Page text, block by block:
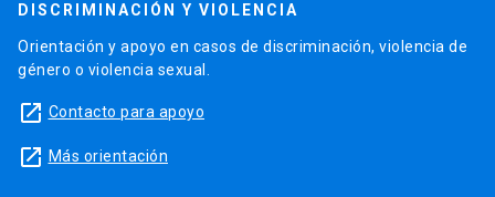
DISCRIMINACIÓN Y VIOLENCIA
Orientación y apoyo en casos de discriminación, violencia de
género o violencia sexual.
launch Contacto para apoyo
launch Más orientación